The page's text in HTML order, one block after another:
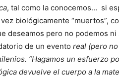
, tal como la conocemos… si
biológicamente “muertos”,
deseamos pero no podemos
de un evento real (pero
“Hagamos un esfuerzo
devuelve el cuerpo a la